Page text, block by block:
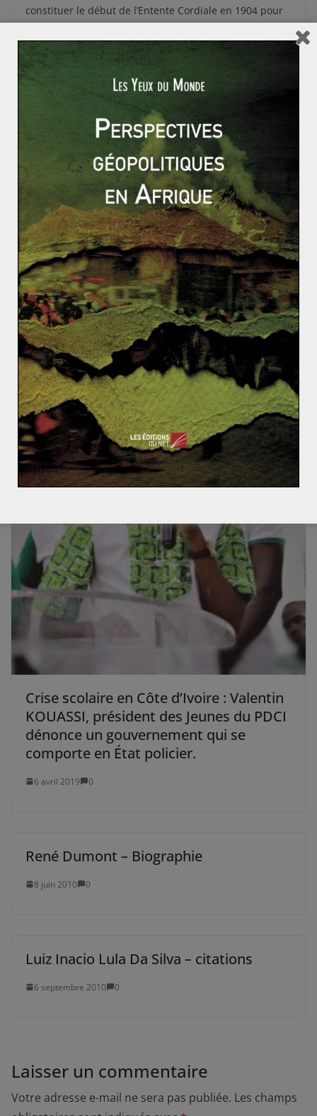
constituer le début de l’Entente Cordiale en 1904 pour
Finalement, cette politique aboutit exactement à ce que
Bismarck souhaitait éviter
: une alliance prenant
l’Allemagne en étau. La Triple-Entente, alliance de la
Grande Bretagne, de la France et de la Russie s’est
créée pour répondre à cette Weltpolitik qui se
raccroche alors à une Triple-Alliance avec l’Autriche-
Hongrie et l’Italie. Au final, cette Weltpolitik aura
préparé le terrain pour la Première Guerre mondiale et
caractérise parfaitement les ambitions croissantes de
Guillaume II, qui a toujours reproché à Bismarck son
approche pragmatique, sa « Realpolitik ».
Vers une fermeture de la Suisse ?
Les cérémonies d’ouverture aux JO révélatrices des
tensions géopolitiques ?
Crise scolaire en Côte d’Ivoire : Valentin
KOUASSI, président des Jeunes du PDCI
dénonce un gouvernement qui se
comporte en État policier.
6 avril 2019 0
René Dumont – Biographie
8 juin 2010 0
Luiz Inacio Lula Da Silva – citations
6 septembre 2010 0
Laisser un commentaire
Votre adresse e-mail ne sera pas publiée. Les champs